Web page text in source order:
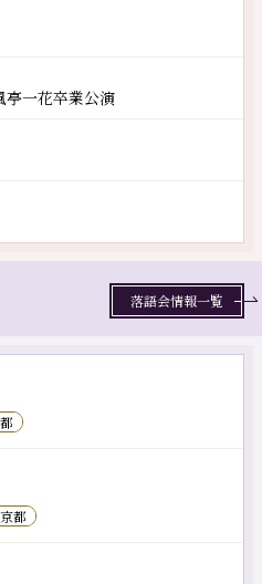
一花卒業公演
都
落語会情報一覧